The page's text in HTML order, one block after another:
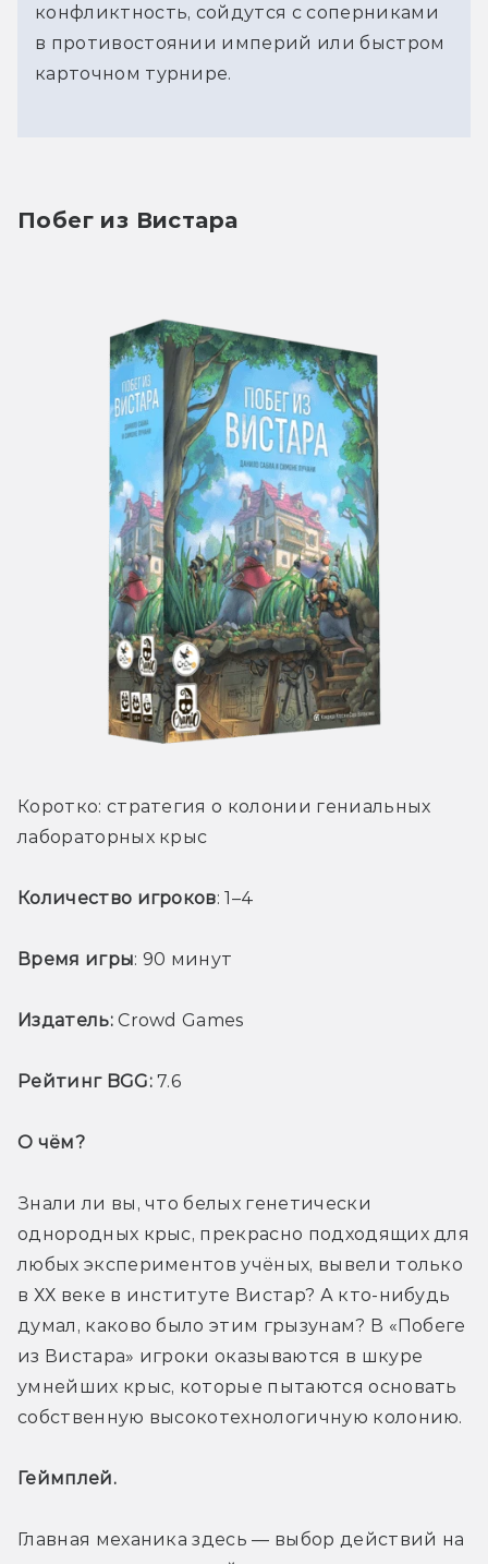
конфликтность, сойдутся с соперниками
в противостоянии империй или быстром
карточном турнире.
Побег из Вистара
Коротко: стратегия о колонии гениальных
лабораторных крыс
Количество игроков: 1–4
Время игры: 90 минут
Издатель: Crowd Games
Рейтинг BGG: 7.6
О чём?
Знали ли вы, что белых генетически
однородных крыс, прекрасно подходящих для
любых экспериментов учёных, вывели только
в ХХ веке в институте Вистар? А кто-нибудь
думал, каково было этим грызунам? В «Побеге
из Вистара» игроки оказываются в шкуре
умнейших крыс, которые пытаются основать
собственную высокотехнологичную колонию.
Геймплей.
Главная механика здесь — выбор действий на